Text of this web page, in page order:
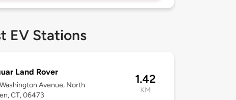
EV Stations
Land Rover
Avenue, North
CT, 06473
1.42
KM